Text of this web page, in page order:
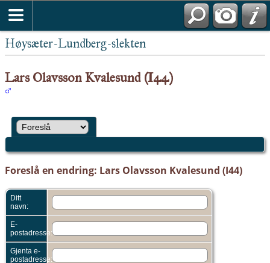
Høysæter-Lundberg-slekten
Lars Olavsson Kvalesund (I44)
Foreslå en endring: Lars Olavsson Kvalesund (I44)
Ditt
navn:
E-
postadresse:
Gjenta e-
postadresse: